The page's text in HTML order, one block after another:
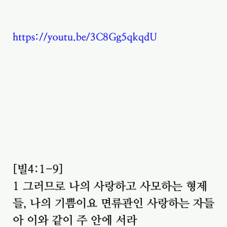
https://youtu.be/3C8Gg5qkqdU
[빌4:1-9]
1 그러므로 나의 사랑하고 사모하는 형제
들, 나의 기쁨이요 면류관인 사랑하는 자들
아 이와 같이 주 안에 서라